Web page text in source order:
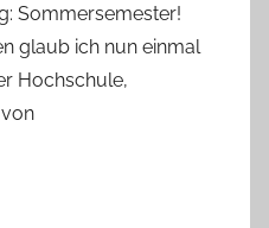
Sommersemester!
glaub ich nun einmal
Hochschule,